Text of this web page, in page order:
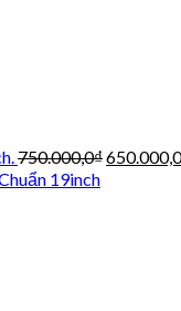
750.000,0₫Giá
650.000,0
19inch